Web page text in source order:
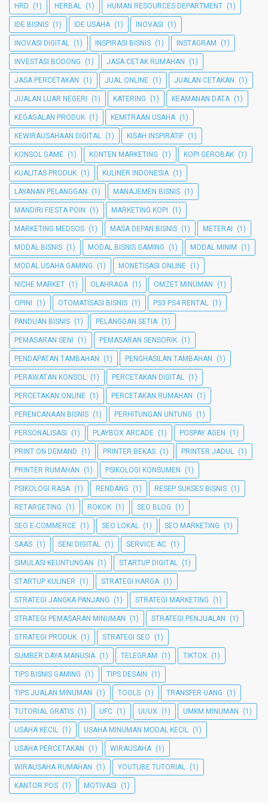
HRD (1) HERBAL (1) HUMAN RESOURCES DEPARTMENT (1)
IDE BISNIS (1) IDE USAHA (1) INOVASI (1)
INOVASI DIGITAL (1) INSPIRASI BISNIS (1) INSTAGRAM (1)
INVESTASI BODONG (1) JASA CETAK RUMAHAN (1)
JASA PERCETAKAN (1) JUAL ONLINE (1) JUALAN CETAKAN (1)
JUALAN LUAR NEGERI (1) KATERING (1) KEAMANAN DATA (1)
KEGAGALAN PRODUK (1) KEMITRAAN USAHA (1)
KEWIRAUSAHAAN DIGITAL (1) KISAH INSPIRATIF (1)
KONSOL GAME (1) KONTEN MARKETING (1) KOPI GEROBAK (1)
KUALITAS PRODUK (1) KULINER INDONESIA (1)
LAYANAN PELANGGAN (1) MANAJEMEN BISNIS (1)
MANDIRI FIESTA POIN (1) MARKETING KOPI (1)
MARKETING MEDSOS (1) MASA DEPAN BISNIS (1) METERAI (1)
MODAL BISNIS (1) MODAL BISNIS GAMING (1) MODAL MINIM (1)
MODAL USAHA GAMING (1) MONETISASI ONLINE (1)
NICHE MARKET (1) OLAHRAGA (1) OMZET MINUMAN (1)
OPINI (1) OTOMATISASI BISNIS (1) PS3 PS4 RENTAL (1)
PANDUAN BISNIS (1) PELANGGAN SETIA (1)
PEMASARAN SENI (1) PEMASARAN SENSORIK (1)
PENDAPATAN TAMBAHAN (1) PENGHASILAN TAMBAHAN (1)
PERAWATAN KONSOL (1) PERCETAKAN DIGITAL (1)
PERCETAKAN ONLINE (1) PERCETAKAN RUMAHAN (1)
PERENCANAAN BISNIS (1) PERHITUNGAN UNTUNG (1)
PERSONALISASI (1) PLAYBOX ARCADE (1) POSPAY AGEN (1)
PRINT ON DEMAND (1) PRINTER BEKAS (1) PRINTER JADUL (1)
PRINTER RUMAHAN (1) PSIKOLOGI KONSUMEN (1)
PSIKOLOGI RASA (1) RENDANG (1) RESEP SUKSES BISNIS (1)
RETARGETING (1) ROKOK (1) SEO BLOG (1)
SEO E-COMMERCE (1) SEO LOKAL (1) SEO MARKETING (1)
SAAS (1) SENI DIGITAL (1) SERVICE AC (1)
SIMULASI KEUNTUNGAN (1) STARTUP DIGITAL (1)
STARTUP KULINER (1) STRATEGI HARGA (1)
STRATEGI JANGKA PANJANG (1) STRATEGI MARKETING (1)
STRATEGI PEMASARAN MINUMAN (1) STRATEGI PENJUALAN (1)
STRATEGI PRODUK (1) STRATEGI SEO (1)
SUMBER DAYA MANUSIA (1) TELEGRAM (1) TIKTOK (1)
TIPS BISNIS GAMING (1) TIPS DESAIN (1)
TIPS JUALAN MINUMAN (1) TOOLS (1) TRANSFER UANG (1)
TUTORIAL GRATIS (1) UFC (1) UI/UX (1) UMKM MINUMAN (1)
USAHA KECIL (1) USAHA MINUMAN MODAL KECIL (1)
USAHA PERCETAKAN (1) WIRAUSAHA (1)
WIRAUSAHA RUMAHAN (1) YOUTUBE TUTORIAL (1)
KANTOR POS (1) MOTIVASI (1)